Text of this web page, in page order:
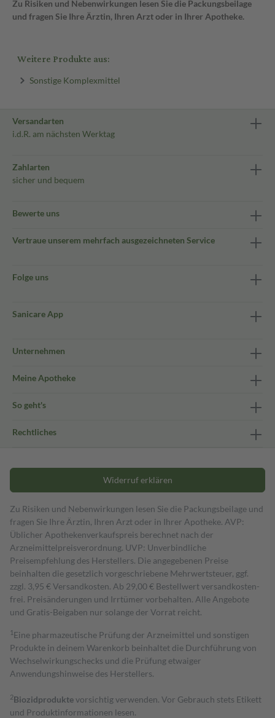
Zu Risiken und Nebenwirkungen lesen Sie die Packungsbeilage
und fragen Sie Ihre Ärztin, Ihren Arzt oder in Ihrer Apotheke.
Weitere Produkte aus:
Sonstige Komplexmittel
Versandarten
i.d.R. am nächsten Werktag
Zahlarten
sicher und bequem
Bewerte uns
Vertraue unserem mehrfach ausgezeichneten Service
Folge uns
Sanicare App
Unternehmen
Meine Apotheke
So geht's
Rechtliches
Widerruf erklären
Zu Risiken und Nebenwirkungen lesen Sie die Packungsbeilage und
fragen Sie Ihre Ärztin, Ihren Arzt oder in Ihrer Apotheke. AVP:
Üblicher Apothekenverkaufspreis berechnet nach der
Arzneimittelpreisverordnung. UVP: Unverbindliche
Preisempfehlung des Herstellers. Die angegebenen Preise
beinhalten die gesetzlich vorgeschriebene Mehrwertsteuer, ggf.
zzgl. 3,95 € Versandkosten. Ab 29,00 € Bestell­wert versand­kosten­
frei. Preisänderungen und Irrtümer vorbehalten. Alle Angebote
und Gratis-Beigaben nur solange der Vorrat reicht.
1 Eine pharmazeutische Prüfung der Arzneimittel und sonstigen
Produkte in deinem Warenkorb beinhaltet die Durchführung von
Wechselwirkungschecks und die Prüfung etwaiger
Anwendungshinweise des Herstellers.
2Biozidproduktevorsichtig verwenden. Vor Gebrauch stets Etikett
und Produktinformationen lesen.